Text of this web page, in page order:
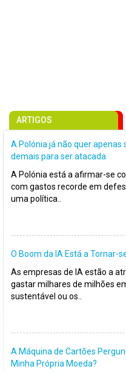
ARTIGOS
A Polónia já não quer
demais para ser atacada
A Polónia está a afirmar-se
com gastos recorde em
uma política..
O Boom da IA Está a Tornar-
As empresas de IA estão a
gastar milhares de milhões
sustentável ou os..
A Máquina de Cartões
Minha Própria Moeda?